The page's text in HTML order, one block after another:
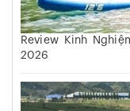
Review Kinh
2026